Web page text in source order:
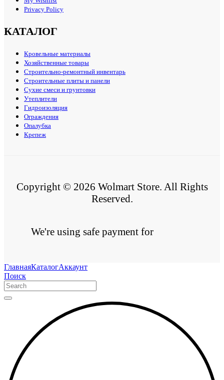
Privacy Policy
КАТАЛОГ
Кровельные материалы
Хозяйственные товары
Строительно-ремонтный инвентарь
Строительные плиты и панели
Сухие смеси и грунтовки
Утеплители
Гидроизоляция
Ограждения
Опалубка
Крепеж
Copyright © 2026 Wolmart Store. All Rights
Reserved.
We're using safe payment for
ГлавнаяКаталогАккаунт
Поиск